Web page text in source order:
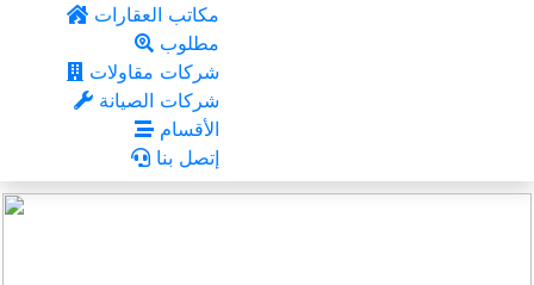
مكاتب العقارات
مطلوب
شركات مقاولات
شركات الصيانة
الأقسام
إتصل بنا